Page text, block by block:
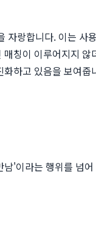
랑합니다. 이는 사
칭이 이루어지지
하고 있음을 보여줍
'이라는 행위를 넘